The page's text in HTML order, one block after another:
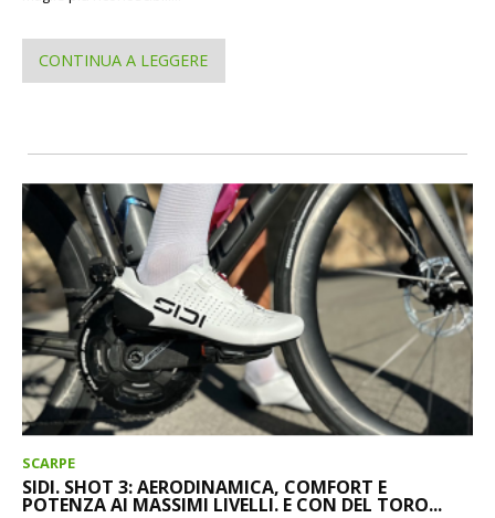
CONTINUA A LEGGERE
SCARPE
SIDI. SHOT 3: AERODINAMICA, COMFORT E
POTENZA AI MASSIMI LIVELLI. E CON DEL TORO...